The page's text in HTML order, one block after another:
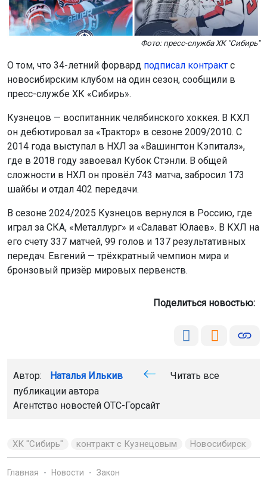
Фото: пресс-служба ХК "Сибирь"
О том, что 34-летний форвард подписал контракт с
новосибирским клубом на один сезон, сообщили в
пресс-службе ХК «Сибирь».
Кузнецов — воспитанник челябинского хоккея. В КХЛ
он дебютировал за «Трактор» в сезоне 2009/2010. С
2014 года выступал в НХЛ за «Вашингтон Кэпиталз»,
где в 2018 году завоевал Кубок Стэнли. В общей
сложности в НХЛ он провёл 743 матча, забросил 173
шайбы и отдал 402 передачи.
В сезоне 2024/2025 Кузнецов вернулся в Россию, где
играл за СКА, «Металлург» и «Салават Юлаев». В КХЛ на
его счету 337 матчей, 99 голов и 137 результативных
передач. Евгений — трёхкратный чемпион мира и
бронзовый призёр мировых первенств.
Поделиться новостью:
Автор: Наталья Илькив
Читать все
публикации автора
Агентство новостей ОТС-Горсайт
ХК "Сибирь" контракт с Кузнецовым Новосибирск
Главная Новости Закон